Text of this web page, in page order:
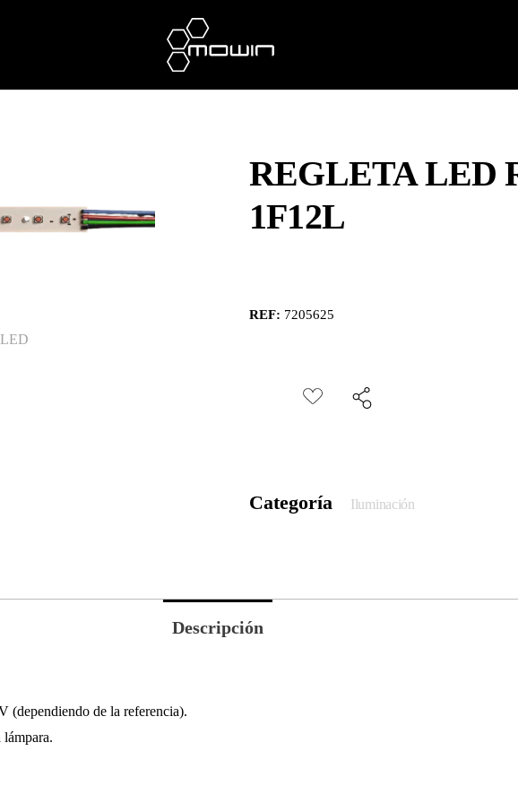
REGLETA LED
1F12L
REF: 7205625
Categoría Iluminación
Descripción
(dependiendo de la referencia).